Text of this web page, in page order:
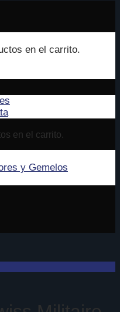
en el carrito.
en el carrito.
y Gemelos